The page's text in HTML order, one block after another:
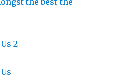
the best the
2